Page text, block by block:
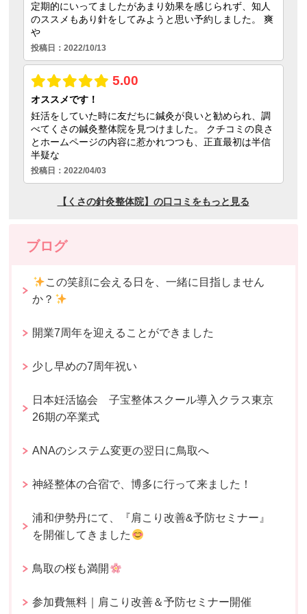
ブログ
この笑顔に会える日を、一緒に目指しません
か？
開業7周年を迎えることができました
少し早めの7周年祝い
日本妊活協会 子宝整体スクール導入クラス東京
26期の卒業式
ANAのシステム変更の翌日に鳥取へ
神経整体の合宿で、博多に行って来ました！
浦和伊勢丹にて、『肩こり改善&予防セミナー』
を開催してきました
鳥取の桜も満開
参加費無料｜肩こり改善＆予防セミナー開催